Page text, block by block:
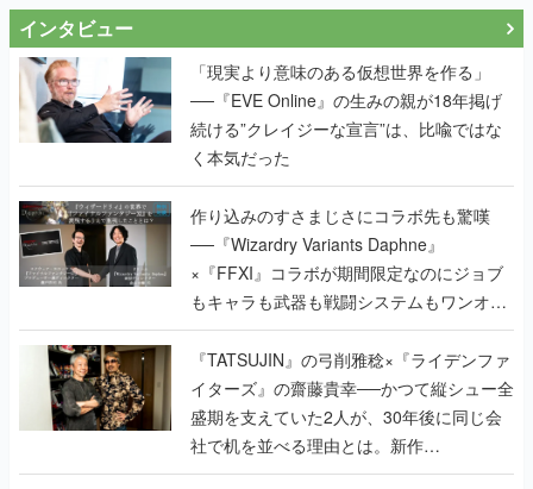
インタビュー
「現実より意味のある仮想世界を作る」
──『EVE Online』の生みの親が18年掲げ
続ける”クレイジーな宣言”は、比喩ではな
く本気だった
作り込みのすさまじさにコラボ先も驚嘆
──『Wizardry Variants Daphne』
×『FFXI』コラボが期間限定なのにジョブ
もキャラも武器も戦闘システムもワンオフ
で作り込まれた理由を両ディレクターに聞
く
『TATSUJIN』の弓削雅稔×『ライデンファ
イターズ』の齋藤貴幸──かつて縦シュー全
盛期を支えていた2人が、30年後に同じ会
社で机を並べる理由とは。新作
『TATSUJIN EXTREME』で初タッグを組